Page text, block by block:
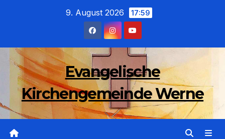
9. August 2026 17:59
Evangelische
Kirchengemeinde Werne